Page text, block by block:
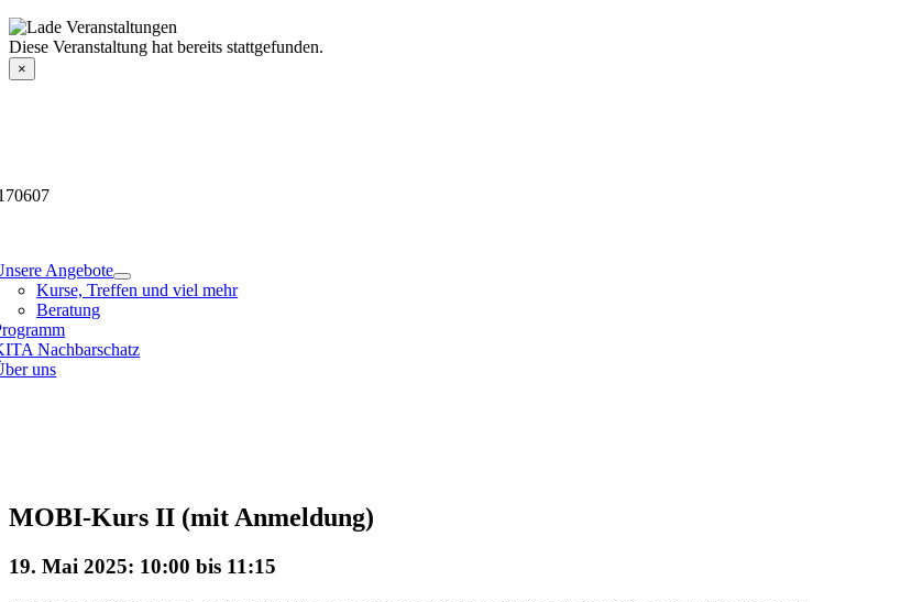
Skip
to
content
Angebote
Kurse, Treffen und viel mehr
Beratung
Nachbarschatz
uns
Veranstaltungsdetails
Diese Veranstaltung hat bereits stattgefunden.
×
MOBI-Kurs II (mit Anmeldung)
19. Mai 2025: 10:00 bis 11:15